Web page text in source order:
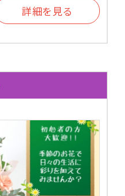
詳細を見る